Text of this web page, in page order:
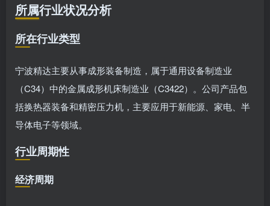
所属行业状况分析
所在行业类型
宁波精达主要从事成形装备制造，属于通用设备制造业
（C34）中的金属成形机床制造业（C3422）。公司产品包
括换热器装备和精密压力机，主要应用于新能源、家电、半
导体电子等领域。
行业周期性
经济周期